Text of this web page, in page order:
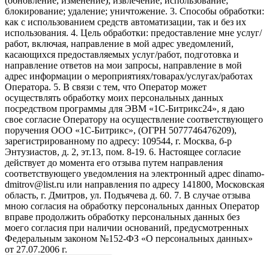
блокирование; удаление; уничтожение. 3. Способы обработки:
как с использованием средств автоматизации, так и без их
использования. 4. Цель обработки: предоставление мне услуг/
работ, включая, направление в мой адрес уведомлений,
касающихся предоставляемых услуг/работ, подготовка и
направление ответов на мои запросы, направление в мой
адрес информации о мероприятиях/товарах/услугах/работах
Оператора. 5. В связи с тем, что Оператор может
осуществлять обработку моих персональных данных
посредством программы для ЭВМ «1С-Битрикс24», я даю
свое согласие Оператору на осуществление соответствующего
поручения ООО «1С-Битрикс», (ОГРН 5077746476209),
зарегистрированному по адресу: 109544, г. Москва, б-р
Энтузиастов, д. 2, эт.13, пом. 8-19. 6. Настоящее согласие
действует до момента его отзыва путем направления
соответствующего уведомления на электронный адрес dinamo-
dmitrov@list.ru или направления по адресу 141800, Московская
область, г. Дмитров, ул. Подъячева д. 60. 7. В случае отзыва
мною согласия на обработку персональных данных Оператор
вправе продолжить обработку персональных данных без
моего согласия при наличии оснований, предусмотренных
Федеральным законом №152-ФЗ «О персональных данных»
от 27.07.2006 г.